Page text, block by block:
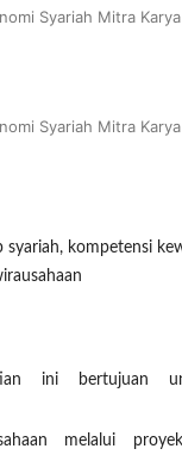
Syariah Mitra Karya
Syariah Mitra Karya
syariah, kompetensi
ini bertujuan
melalui